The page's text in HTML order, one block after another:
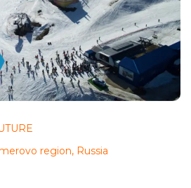
region, Russia